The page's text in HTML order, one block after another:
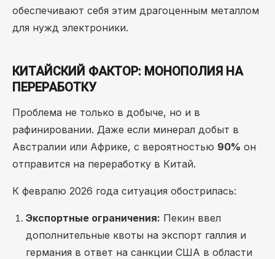
обеспечивают себя этим драгоценным металлом
для нужд электроники.
КИТАЙСКИЙ ФАКТОР: МОНОПОЛИЯ НА
ПЕРЕРАБОТКУ
Проблема не только в добыче, но и в
рафинировании. Даже если минерал добыт в
Австралии или Африке, с вероятностью 90% он
отправится на переработку в Китай.
К февралю 2026 года ситуация обострилась:
Экспортные ограничения: Пекин ввел
дополнительные квоты на экспорт галлия и
германия в ответ на санкции США в области